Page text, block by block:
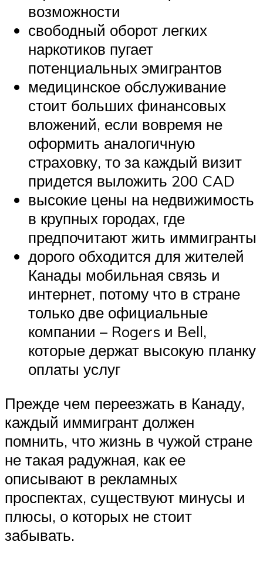
возможности
свободный оборот легких
наркотиков пугает
потенциальных эмигрантов
медицинское обслуживание
стоит больших финансовых
вложений, если вовремя не
оформить аналогичную
страховку, то за каждый визит
придется выложить 200 CAD
высокие цены на недвижимость
в крупных городах, где
предпочитают жить иммигранты
дорого обходится для жителей
Канады мобильная связь и
интернет, потому что в стране
только две официальные
компании – Rogers и Bell,
которые держат высокую планку
оплаты услуг
Прежде чем переезжать в Канаду,
каждый иммигрант должен
помнить, что жизнь в чужой стране
не такая радужная, как ее
описывают в рекламных
проспектах, существуют минусы и
плюсы, о которых не стоит
забывать.